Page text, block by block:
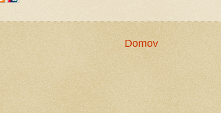
Domov